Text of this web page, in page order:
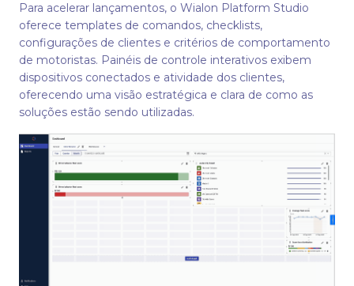
Para acelerar lançamentos, o Wialon Platform Studio
oferece templates de comandos, checklists,
configurações de clientes e critérios de comportamento
de motoristas. Painéis de controle interativos exibem
dispositivos conectados e atividade dos clientes,
oferecendo uma visão estratégica e clara de como as
soluções estão sendo utilizadas.